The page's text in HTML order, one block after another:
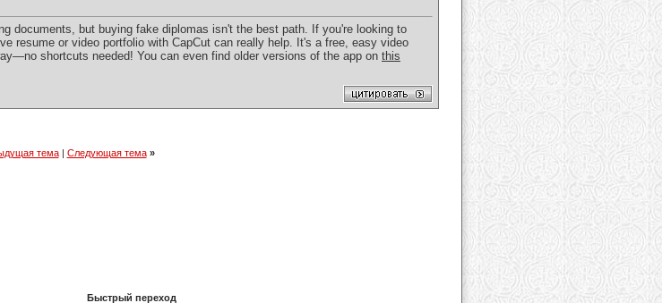
documents, but buying fake diplomas isn't the best path. If you're looking to
resume or video portfolio with CapCut can really help. It's a free, easy video
shortcuts needed! You can even find older versions of the app on this
тема| Следующая тема »
Быстрый переход